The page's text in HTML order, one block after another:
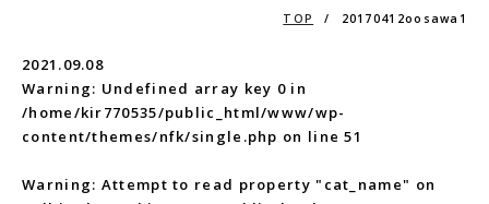
TOP / 20170412oosawa1
2021.09.08
Warning: Undefined array key 0 in
/home/kir770535/public_html/www/wp-
content/themes/nfk/single.php on line51
Warning: Attempt to read property "cat_name" on